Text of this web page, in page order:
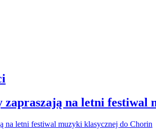
zapraszają na letni